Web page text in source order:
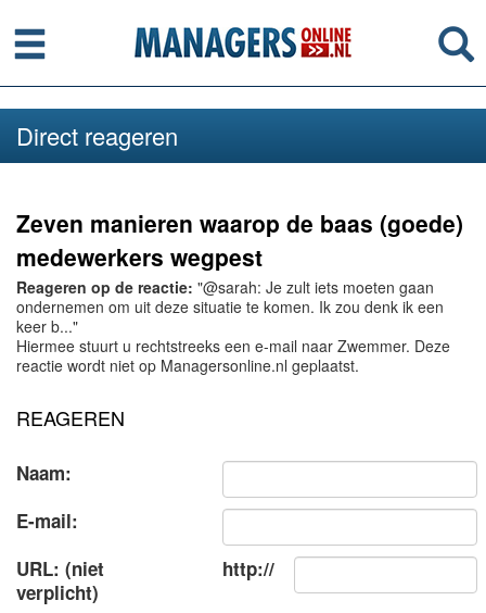
Menu
Direct reageren
Zeven manieren waarop de baas (goede)
medewerkers wegpest
Reageren op de reactie: "@sarah: Je zult iets moeten gaan
ondernemen om uit deze situatie te komen. Ik zou denk ik een
keer b..."
Hiermee stuurt u rechtstreeks een e-mail naar Zwemmer. Deze
reactie wordt niet op Managersonline.nl geplaatst.
REAGEREN
Naam:
E-mail:
URL: (niet
verplicht)
http://